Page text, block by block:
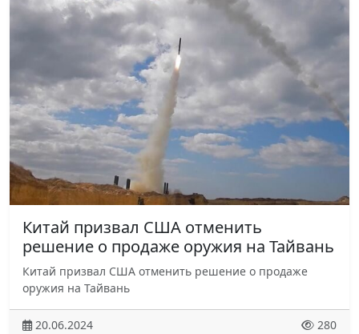
Китай призвал США отменить
решение о продаже оружия на Тайвань
Китай призвал США отменить решение о продаже
оружия на Тайвань
20.06.2024 280